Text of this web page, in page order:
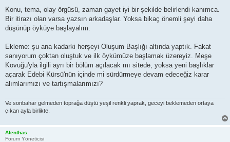
Konu, tema, olay örgüsü, zaman gayet iyi bir şekilde belirlendi kanımca.
Bir itirazı olan varsa yazsın arkadaşlar. Yoksa bikaç önemli şeyi daha
düşünüp öyküye başlayalım.
Ekleme: şu ana kadarki herşeyi Oluşum Başlığı altında yaptık. Fakat
sanıyorum çoktan oluştuk ve ilk öykümüze başlamak üzereyiz. Meşe
Kovuğu'yla ilgili ayrı bir bölüm açılacak mı sitede, yoksa yeni başlıklar
açarak Edebi Kürsü'nün içinde mi sürdürmeye devam edeceğiz karar
alımlarımızı ve tartışmalarımızı?
Ve sonbahar gelmeden toprağa düştü yeşil renkli yaprak, geceyi beklemeden ortaya
çıkan ayla birlikte.
Alenthas
Forum Yöneticisi